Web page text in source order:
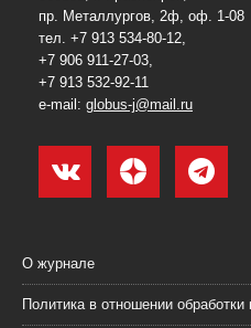
пр. Металлургов, 2ф, оф. 1-08
тел. +7 913 534-80-12,
+7 906 911-27-03,
+7 913 532-92-11
e-mail: globus-j@mail.ru
О журнале
Политика в отношении